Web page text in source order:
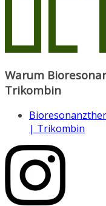
Warum
Trikombin
| Trikombin